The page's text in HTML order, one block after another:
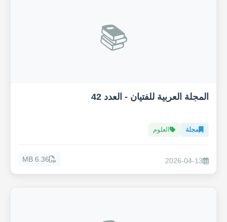
📚
المجلة العربية للفتيان - العدد 42
مجلة العلوم
2026-04-13
6.36 MB